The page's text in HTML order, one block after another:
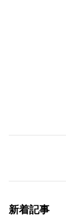
新着記事